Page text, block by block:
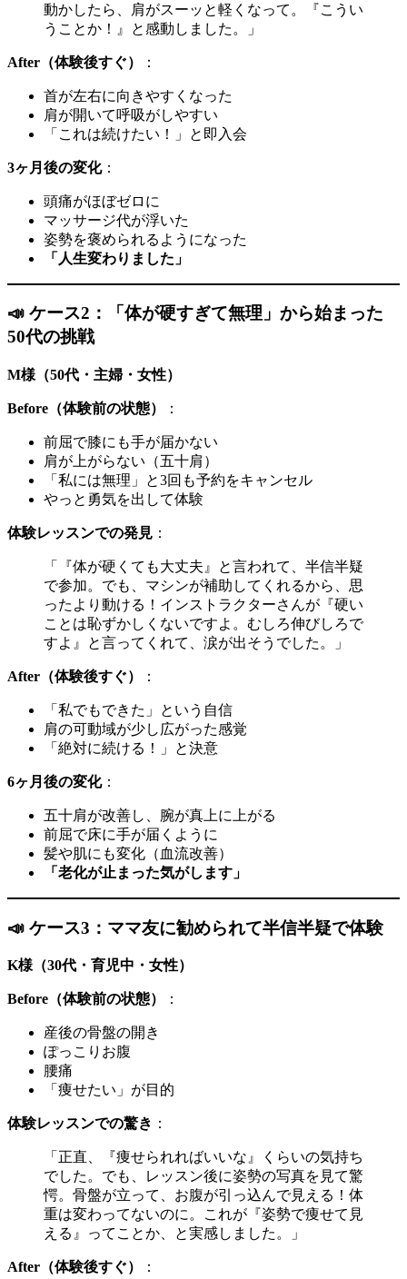
動かしたら、肩がスーッと軽くなって。『こうい
うことか！』と感動しました。」
After（体験後すぐ） ：
首が左右に向きやすくなった
肩が開いて呼吸がしやすい
「これは続けたい！」と即入会
3ヶ月後の変化：
頭痛がほぼゼロに
マッサージ代が浮いた
姿勢を褒められるようになった
「人生変わりました」
📣 ケース2：「体が硬すぎて無理」から始まった
50代の挑戦
M様（50代・主婦・女性）
Before（体験前の状態） ：
前屈で膝にも手が届かない
肩が上がらない（五十肩）
「私には無理」と3回も予約をキャンセル
やっと勇気を出して体験
体験レッスンでの発見 ：
「『体が硬くても大丈夫』と言われて、半信半疑
で参加。でも、マシンが補助してくれるから、思
ったより動ける！インストラクターさんが『硬い
ことは恥ずかしくないですよ。むしろ伸びしろで
すよ』と言ってくれて、涙が出そうでした。」
After（体験後すぐ） ：
「私でもできた」という自信
肩の可動域が少し広がった感覚
「絶対に続ける！」と決意
6ヶ月後の変化：
五十肩が改善し、腕が真上に上がる
前屈で床に手が届くように
髪や肌にも変化（血流改善）
「老化が止まった気がします」
📣 ケース3：ママ友に勧められて半信半疑で体験
K様（30代・育児中・女性）
Before（体験前の状態） ：
産後の骨盤の開き
ぽっこりお腹
腰痛
「痩せたい」が目的
体験レッスンでの驚き ：
「正直、『痩せられればいいな』くらいの気持ち
でした。でも、レッスン後に姿勢の写真を見て驚
愕。骨盤が立って、お腹が引っ込んで見える！体
重は変わってないのに。これが『姿勢で痩せて見
える』ってことか、と実感しました。」
After（体験後すぐ） ：